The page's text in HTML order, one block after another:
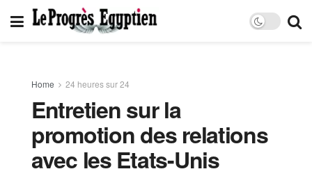
Home 24 heures sur 24
Entretien sur la
promotion des relations
avec les Etats-Unis